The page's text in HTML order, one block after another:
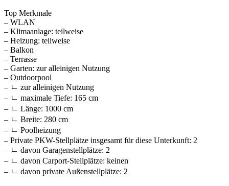
Top Merkmale
– WLAN
– Klimaanlage: teilweise
– Heizung: teilweise
– Balkon
– Terrasse
– Garten: zur alleinigen Nutzung
– Outdoorpool
– ㄴ zur alleinigen Nutzung
– ㄴ maximale Tiefe: 165 cm
– ㄴ Länge: 1000 cm
– ㄴ Breite: 280 cm
– ㄴ Poolheizung
– Private PKW-Stellplätze insgesamt für diese Unterkunft: 2
– ㄴ davon Garagenstellplätze: 2
– ㄴ davon Carport-Stellplätze: keinen
– ㄴ davon private Außen­stellplätze: 2